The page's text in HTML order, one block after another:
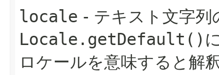
locale - テキスト文字列
Locale.getDefault()
ロケールを意味すると解